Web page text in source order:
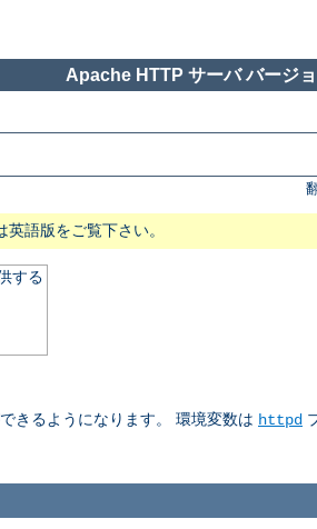
Apache HTTP サーバ バージ
語版をご覧下さい。
する
きるようになります。 環境変数は httpd